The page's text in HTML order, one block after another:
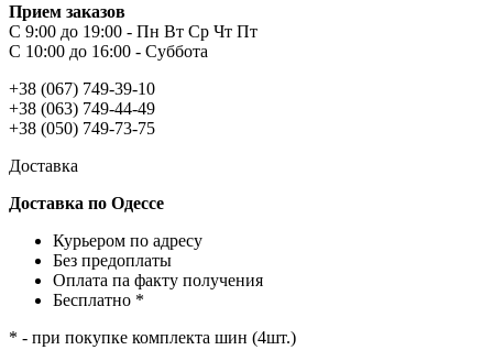
Прием заказов
С 9:00 до 19:00 - Пн Вт Ср Чт Пт
С 10:00 до 16:00 - Суббота
+38 (067) 749-39-10
+38 (063) 749-44-49
+38 (050) 749-73-75
Доставка
Доставка по Одессе
Курьером по адресу
Без предоплаты
Оплата па факту получения
Бесплатно *
* - при покупке комплекта шин (4шт.)